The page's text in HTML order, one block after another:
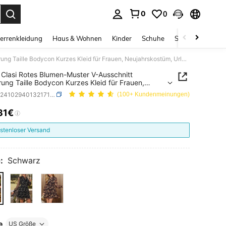
0 0
Haus & Wohnen Kinder Schuhe Schmuck &
SHEIN Clasi Rotes Blumen-Muster V-Ausschnitt Schnürung Taille Bodycon Kurzes Kleid für Frauen, Neujahrskostüm, Urlaubsoutfit, Neujahrskkleid für Frauen
Clasi Rotes Blumen-Muster V-Ausschnitt
Taille Bodycon Kurzes Kleid für Frauen,
Urlaubsoutfit, Neujahrskkleid für
SKU: sz2410294013217100 (100+ Kundenmeinungen)
AND AVAILABILITY
Versand
Schwarz
US Größe